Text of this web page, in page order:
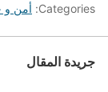
Categories: أمن و
جريدة المقال